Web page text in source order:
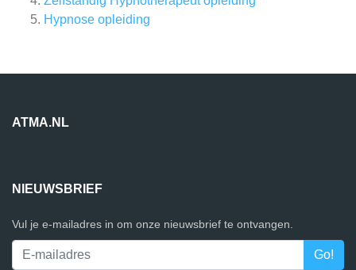
Hypnose opleiding
ATMA.NL
NIEUWSBRIEF
Vul je e-mailadres in om onze nieuwsbrief te ontvangen.